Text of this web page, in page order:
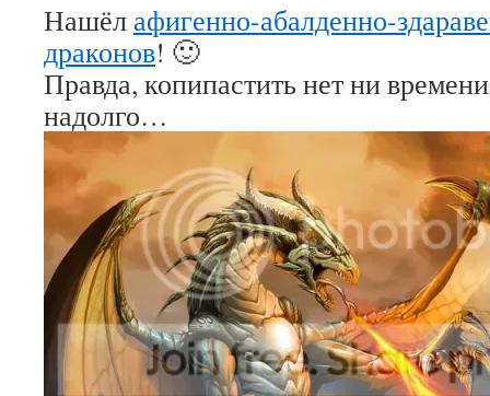
Нашёл афигенно-абалденно-
драконов! 🙂
Правда, копипастить нет ни
надолго…